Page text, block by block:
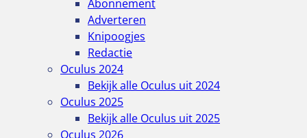
Abonnement
Adverteren
Knipoogjes
Redactie
Oculus 2024
Bekijk alle Oculus uit 2024
Oculus 2025
Bekijk alle Oculus uit 2025
Oculus 2026